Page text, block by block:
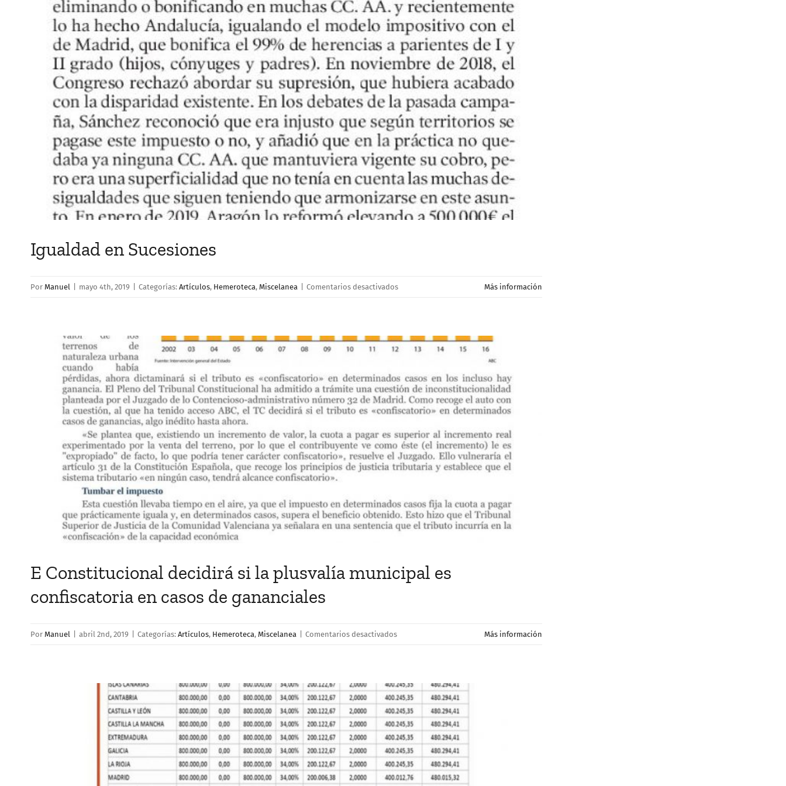
Igualdad en Sucesiones
Por Manuel mayo 4th, 2019 Categorías: Artículos, Hemeroteca, Miscelanea Comentarios desactivadosen
Más información
E Constitucional decidirá si la plusvalía municipal es
confiscatoria en casos de gananciales
Por Manuel abril 2nd, 2019 Categorías: Artículos, Hemeroteca, Miscelanea Comentarios desactivadosen
si
la
plusvalía
municipal
es
confiscatoria
en
Más información